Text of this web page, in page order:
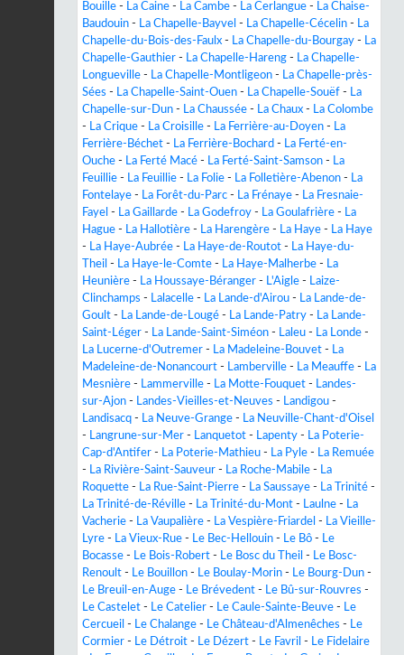
Bouille - La Caine - La Cambe - La Cerlangue - La Chaise-
Baudouin - La Chapelle-Bayvel - La Chapelle-Cécelin - La
Chapelle-du-Bois-des-Faulx - La Chapelle-du-Bourgay - La
Chapelle-Gauthier - La Chapelle-Hareng - La Chapelle-
Longueville - La Chapelle-Montligeon - La Chapelle-près-
Sées - La Chapelle-Saint-Ouen - La Chapelle-Souëf - La
Chapelle-sur-Dun - La Chaussée - La Chaux - La Colombe
- La Crique - La Croisille - La Ferrière-au-Doyen - La
Ferrière-Béchet - La Ferrière-Bochard - La Ferté-en-
Ouche - La Ferté Macé - La Ferté-Saint-Samson - La
Feuillie - La Feuillie - La Folie - La Folletière-Abenon - La
Fontelaye - La Forêt-du-Parc - La Frénaye - La Fresnaie-
Fayel - La Gaillarde - La Godefroy - La Goulafrière - La
Hague - La Hallotière - La Harengère - La Haye - La Haye
- La Haye-Aubrée - La Haye-de-Routot - La Haye-du-
Theil - La Haye-le-Comte - La Haye-Malherbe - La
Heunière - La Houssaye-Béranger - L'Aigle - Laize-
Clinchamps - Lalacelle - La Lande-d'Airou - La Lande-de-
Goult - La Lande-de-Lougé - La Lande-Patry - La Lande-
Saint-Léger - La Lande-Saint-Siméon - Laleu - La Londe -
La Lucerne-d'Outremer - La Madeleine-Bouvet - La
Madeleine-de-Nonancourt - Lamberville - La Meauffe - La
Mesnière - Lammerville - La Motte-Fouquet - Landes-
sur-Ajon - Landes-Vieilles-et-Neuves - Landigou -
Landisacq - La Neuve-Grange - La Neuville-Chant-d'Oisel
- Langrune-sur-Mer - Lanquetot - Lapenty - La Poterie-
Cap-d'Antifer - La Poterie-Mathieu - La Pyle - La Remuée
- La Rivière-Saint-Sauveur - La Roche-Mabile - La
Roquette - La Rue-Saint-Pierre - La Saussaye - La Trinité -
La Trinité-de-Réville - La Trinité-du-Mont - Laulne - La
Vacherie - La Vaupalière - La Vespière-Friardel - La Vieille-
Lyre - La Vieux-Rue - Le Bec-Hellouin - Le Bô - Le
Bocasse - Le Bois-Robert - Le Bosc du Theil - Le Bosc-
Renoult - Le Bouillon - Le Boulay-Morin - Le Bourg-Dun -
Le Breuil-en-Auge - Le Brévedent - Le Bû-sur-Rouvres -
Le Castelet - Le Catelier - Le Caule-Sainte-Beuve - Le
Cercueil - Le Chalange - Le Château-d'Almenêches - Le
Cormier - Le Détroit - Le Dézert - Le Favril - Le Fidelaire